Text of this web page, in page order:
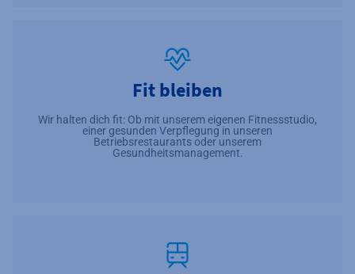
Fit bleiben
Wir halten dich fit: Ob mit unserem eigenen Fitnessstudio,
einer gesunden Verpflegung in unseren
Betriebsrestaurants oder unserem
Gesundheitsmanagement.